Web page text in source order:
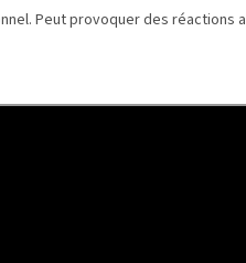
Peut provoquer des réactions